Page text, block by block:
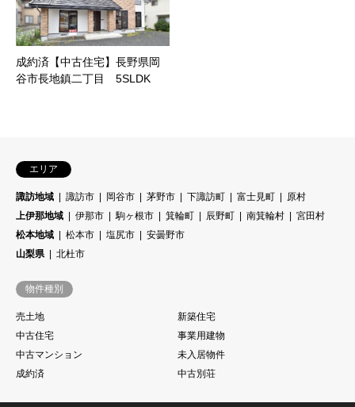
成約済【中古住宅】長野県岡
谷市長地鎮二丁目 5SLDK
エリア
諏訪地域 諏訪市 岡谷市 茅野市 下諏訪町 富士見町
原村
上伊那地域
伊那市 駒ヶ根市 箕輪町 辰野町 南箕輪村
宮田村
松本地域
松本市 塩尻市
安曇野市
山梨県
北杜市
物件種別
売土地
新築住宅
中古住宅
事業用建物
中古マンション
未入居物件
成約済
中古別荘